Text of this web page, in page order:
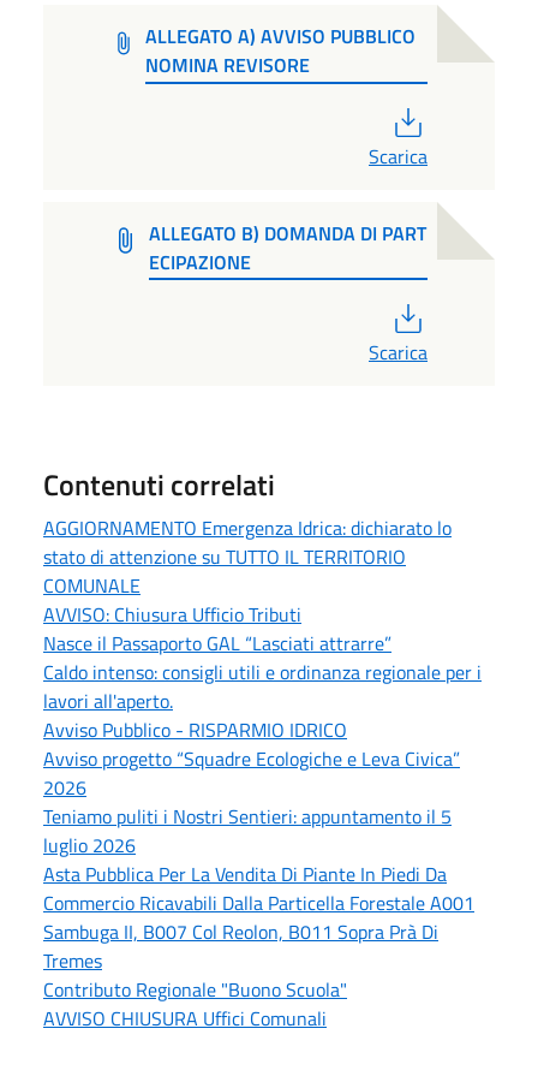
ALLEGATO A) AVVISO PUBBLICO
NOMINA REVISORE
Scarica
ALLEGATO B) DOMANDA DI PART
ECIPAZIONE
Scarica
Contenuti correlati
AGGIORNAMENTO Emergenza Idrica: dichiarato lo
stato di attenzione su TUTTO IL TERRITORIO
COMUNALE
AVVISO: Chiusura Ufficio Tributi
Nasce il Passaporto GAL “Lasciati attrarre”
Caldo intenso: consigli utili e ordinanza regionale per i
lavori all'aperto.
Avviso Pubblico - RISPARMIO IDRICO
Avviso progetto “Squadre Ecologiche e Leva Civica”
2026
Teniamo puliti i Nostri Sentieri: appuntamento il 5
luglio 2026
Asta Pubblica Per La Vendita Di Piante In Piedi Da
Commercio Ricavabili Dalla Particella Forestale A001
Sambuga II, B007 Col Reolon, B011 Sopra Prà Di
Tremes
Contributo Regionale "Buono Scuola"
AVVISO CHIUSURA Uffici Comunali